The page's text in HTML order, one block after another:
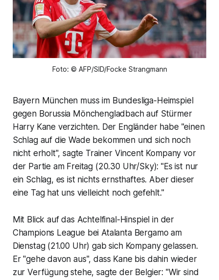
Foto: © AFP/SID/Focke Strangmann
Bayern München muss im Bundesliga-Heimspiel
gegen Borussia Mönchengladbach auf Stürmer
Harry Kane verzichten. Der Engländer habe "einen
Schlag auf die Wade bekommen und sich noch
nicht erholt", sagte Trainer Vincent Kompany vor
der Partie am Freitag (20.30 Uhr/Sky): "Es ist nur
ein Schlag, es ist nichts ernsthaftes. Aber dieser
eine Tag hat uns vielleicht noch gefehlt."
Mit Blick auf das Achtelfinal-Hinspiel in der
Champions League bei Atalanta Bergamo am
Dienstag (21.00 Uhr) gab sich Kompany gelassen.
Er "gehe davon aus", dass Kane bis dahin wieder
zur Verfügung stehe, sagte der Belgier: "Wir sind